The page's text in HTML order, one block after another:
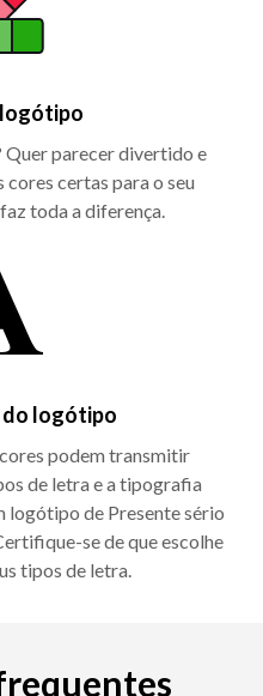
parecer divertido e
certas para o seu
toda a diferença.
logótipo
podem transmitir
de letra e a tipografia
logótipo de Presente sério
se de que escolhe
tipos de letra.